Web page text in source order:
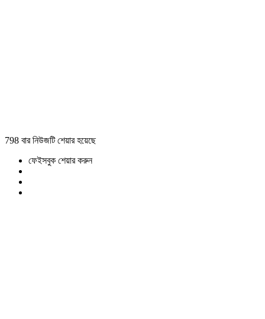
798 বার নিউজটি শেয়ার হয়েছে
ফেইসবুক শেয়ার করুন